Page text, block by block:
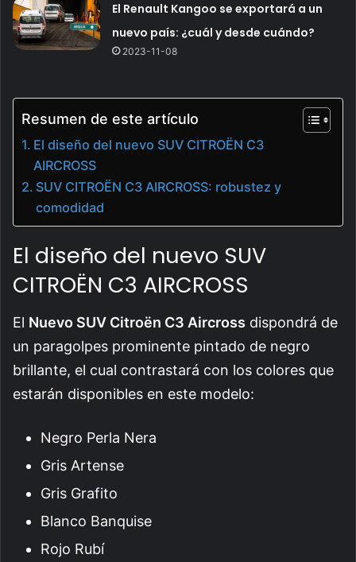
El Renault Kangoo se exportará a un
nuevo país: ¿cuál y desde cuándo?
2023-11-08
Resumen de este artículo
El diseño del nuevo SUV CITROËN C3
AIRCROSS
SUV CITROËN C3 AIRCROSS: robustez y
comodidad
El diseño del nuevo SUV
CITROËN C3 AIRCROSS
El Nuevo SUV Citroën C3 Aircross dispondrá de
un paragolpes prominente pintado de negro
brillante, el cual contrastará con los colores que
estarán disponibles en este modelo:
Negro Perla Nera
Gris Artense
Gris Grafito
Blanco Banquise
Rojo Rubí